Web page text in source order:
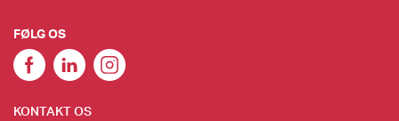
FØLG OS
KONTAKT OS